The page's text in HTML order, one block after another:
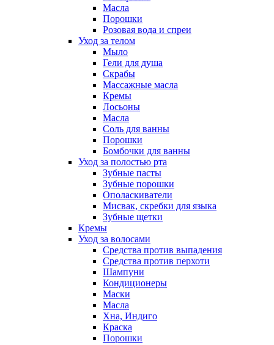
Масла
Порошки
Розовая вода и спреи
Уход за телом
Мыло
Гели для душа
Скрабы
Массажные масла
Кремы
Лосьоны
Масла
Соль для ванны
Порошки
Бомбочки для ванны
Уход за полостью рта
Зубные пасты
Зубные порошки
Ополаскиватели
Мисвак, скребки для языка
Зубные щетки
Кремы
Уход за волосами
Средства против выпадения
Средства против перхоти
Шампуни
Кондиционеры
Маски
Масла
Хна, Индиго
Краска
Порошки